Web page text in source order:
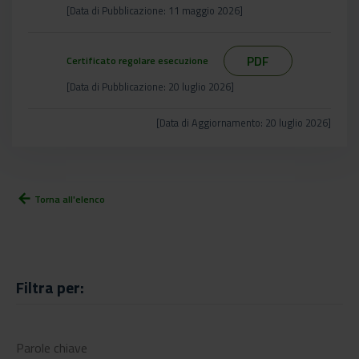
[Data di Pubblicazione: 11 maggio 2026]
Certificato regolare esecuzione PDF
[Data di Pubblicazione: 20 luglio 2026]
[Data di Aggiornamento: 20 luglio 2026]
arrow_back Torna all'elenco
Filtra per: